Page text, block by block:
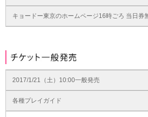
キョードー東京のホームページ16時ごろ 当日券
2017/1/21（土）10:00一般発売
各種プレイガイド